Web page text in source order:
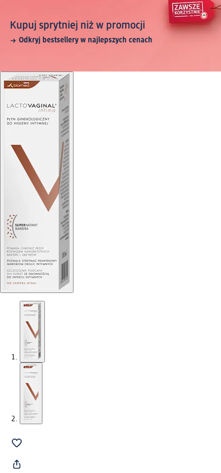
Kupuj sprytniej niż w promocji
Odkryj bestsellery w najlepszych cenach